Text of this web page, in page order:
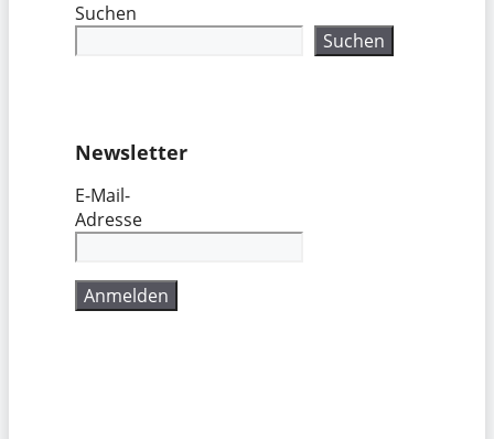
Suchen
Suchen
Newsletter
E-Mail-
Adresse